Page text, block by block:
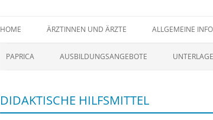
PAPRICA
Promotion de l'activité physique au cabinet médical
HOME ÄRZTINNEN UND ÄRZTE ALLGEMEINE
PAPRICA AUSBILDUNGSANGEBOTE
FORTBILDUNGSNACHMITTAGE
DIDAKTISCHE HILFSMITTEL